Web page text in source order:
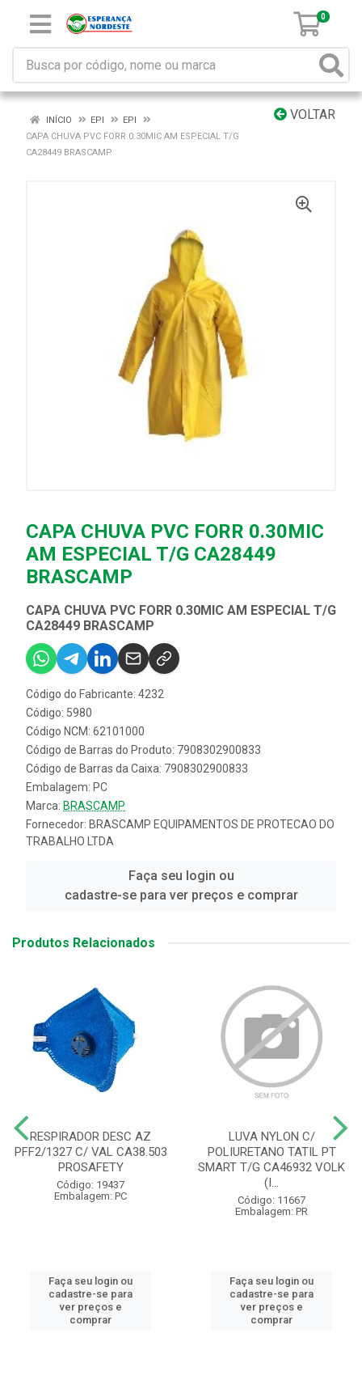
0
VOLTAR
INÍCIO EPI
EPI
CAPA CHUVA PVC FORR 0.30MIC AM ESPECIAL T/G
CA28449 BRASCAMP
CAPA CHUVA PVC FORR 0.30MIC
AM ESPECIAL T/G CA28449
BRASCAMP
CAPA CHUVA PVC FORR 0.30MIC AM ESPECIAL T/G
CA28449 BRASCAMP
Código do Fabricante: 4232
Código: 5980
Código NCM: 62101000
Código de Barras do Produto: 7908302900833
Código de Barras da Caixa: 7908302900833
Embalagem: PC
Marca: BRASCAMP
Fornecedor: BRASCAMP EQUIPAMENTOS DE PROTECAO DO
TRABALHO LTDA
Faça seu login ou
cadastre-se para ver preços e comprar
Produtos Relacionados
RESPIRADOR DESC AZ
PFF2/1327 C/ VAL CA38.503
PROSAFETY
Código: 19437
Embalagem: PC
Faça seu login ou
cadastre-se para
ver preços e
comprar
LUVA NYLON C/
POLIURETANO TATIL PT
SMART T/G CA46932 VOLK
(I...
Código: 11667
Embalagem: PR
Faça seu login ou
cadastre-se para
ver preços e
comprar